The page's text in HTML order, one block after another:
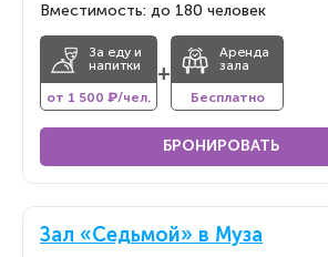
Вместимость: до 180 человек
За еду и
напитки
от 1 500 ₽/чел.
+
Аренда
зала
Бесплатно
БРОНИРОВАТЬ
Зал «Седьмой» в Муза